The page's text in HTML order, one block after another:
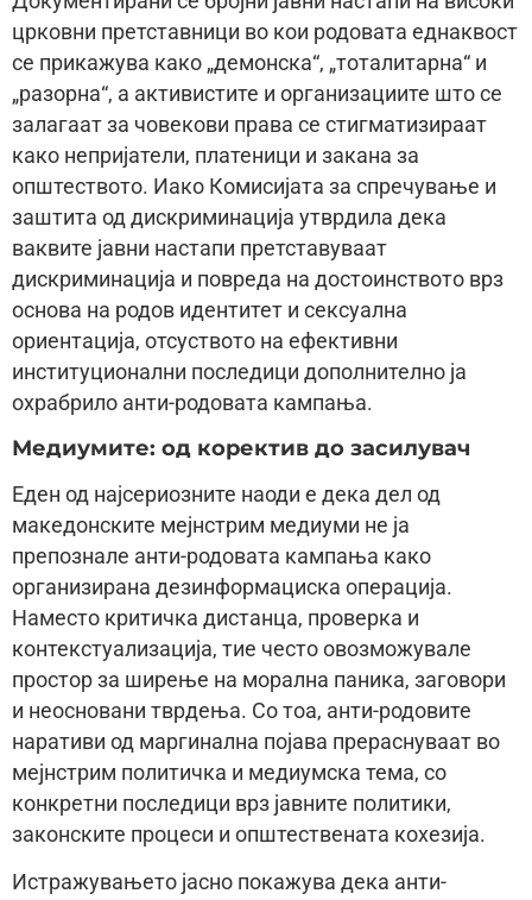
црковни претставници во кои родовата еднаквост
се прикажува како „демонска“, „тоталитарна“ и
„разорна“, а активистите и организациите што се
залагаат за човекови права се стигматизираат
како непријатели, платеници и закана за
општеството. Иако Комисијата за спречување и
заштита од дискриминација утврдила дека
ваквите јавни настапи претставуваат
дискриминација и повреда на достоинството врз
основа на родов идентитет и сексуална
ориентација, отсуството на ефективни
институционални последици дополнително ја
охрабрило анти-родовата кампања.
Медиумите: од коректив до засилувач
Еден од најсериозните наоди е дека дел од
македонските мејнстрим медиуми не ја
препознале анти-родовата кампања како
организирана дезинформациска операција.
Наместо критичка дистанца, проверка и
контекстуализација, тие често овозможувале
простор за ширење на морална паника, заговори
и неосновани тврдења. Со тоа, анти-родовите
наративи од маргинална појава прераснуваат во
мејнстрим политичка и медиумска тема, со
конкретни последици врз јавните политики,
законските процеси и општествената кохезија.
Истражувањето јасно покажува дека анти-